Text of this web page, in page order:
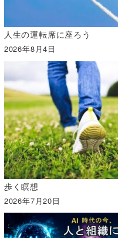
人生の運転席に座ろう
2026年8月4日
歩く瞑想
2026年7月20日